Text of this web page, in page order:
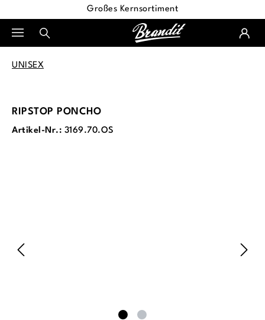
Großes Kernsortiment
UNISEX
RIPSTOP PONCHO
Artikel-Nr.: 3169.70.OS